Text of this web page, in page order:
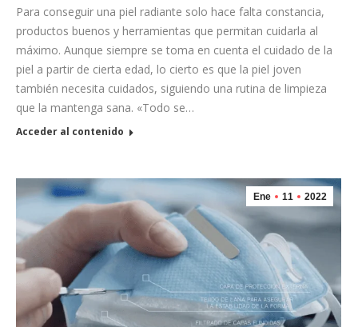
Para conseguir una piel radiante solo hace falta constancia,
productos buenos y herramientas que permitan cuidarla al
máximo. Aunque siempre se toma en cuenta el cuidado de la
piel a partir de cierta edad, lo cierto es que la piel joven
también necesita cuidados, siguiendo una rutina de limpieza
que la mantenga sana. «Todo se…
Acceder al contenido
Ene 11 2022